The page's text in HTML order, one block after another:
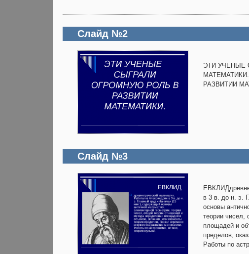
Слайд №2
ЭТИ УЧЕНЫЕ
РАЗВИТИИ
Слайд №3
в 3 в. до н. э.
основы
теории чисел,
площадей и
пределов,
Работы по